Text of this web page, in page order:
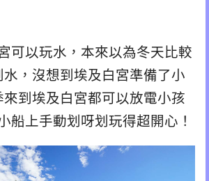
可以玩水，本來以為冬天比較
水，沒想到埃及白宮準備了小
到埃及白宮都可以放電小孩
船上手動划呀划玩得超開心！